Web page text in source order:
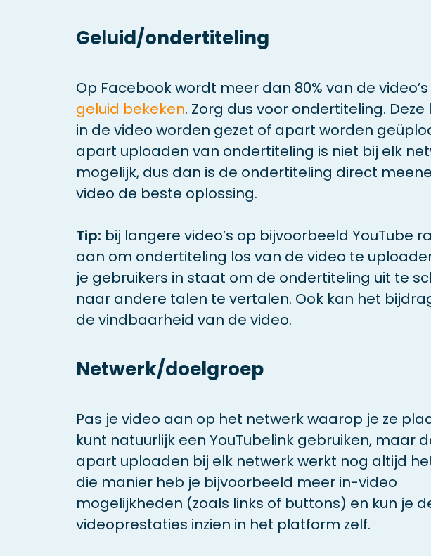
Geluid/ondertiteling
Op Facebook wordt meer dan 80% van de video’s
geluid bekeken. Zorg dus voor ondertiteling.
in de video worden gezet of apart worden
apart uploaden van ondertiteling is niet bij elk
mogelijk, dus dan is de ondertiteling direct
video de beste oplossing.
Tip: bij langere video’s op bijvoorbeeld YouTube
aan om ondertiteling los van de video te
je gebruikers in staat om de ondertiteling uit te
naar andere talen te vertalen. Ook kan het
de vindbaarheid van de video.
Netwerk/doelgroep
Pas je video aan op het netwerk waarop je ze
kunt natuurlijk een YouTubelink gebruiken, maar
apart uploaden bij elk netwerk werkt nog altijd
die manier heb je bijvoorbeeld meer in-video
mogelijkheden (zoals links of buttons) en kun je
videoprestaties inzien in het platform zelf.